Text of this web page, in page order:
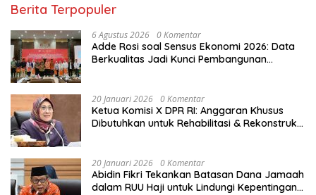
Berita Terpopuler
6 Agustus 2026 0 Komentar
Adde Rosi soal Sensus Ekonomi 2026: Data
Berkualitas Jadi Kunci Pembangunan
20 Januari 2026 0 Komentar
Ketua Komisi X DPR RI: Anggaran Khusus
Dibutuhkan untuk Rehabilitasi & Rekonstruksi
20 Januari 2026 0 Komentar
Abidin Fikri Tekankan Batasan Dana Jamaah
dalam RUU Haji untuk Lindungi Kepentingan